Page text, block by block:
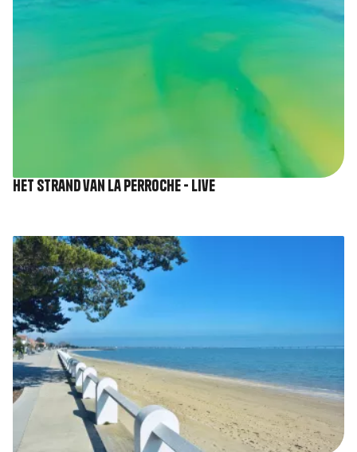
Het strand van La Perroche - Live
Afbeelding